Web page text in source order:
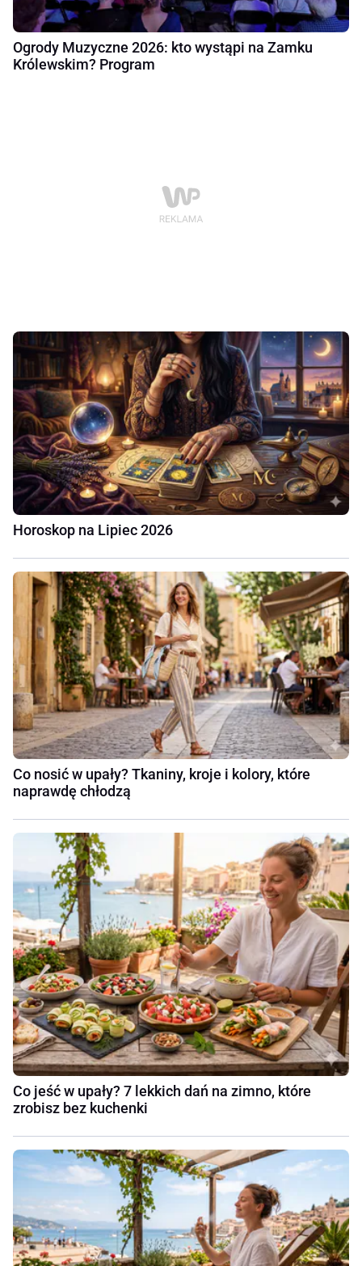
Ogrody Muzyczne 2026: kto wystąpi na Zamku
Królewskim? Program
Horoskop na Lipiec 2026
Co nosić w upały? Tkaniny, kroje i kolory, które
naprawdę chłodzą
Co jeść w upały? 7 lekkich dań na zimno, które
zrobisz bez kuchenki